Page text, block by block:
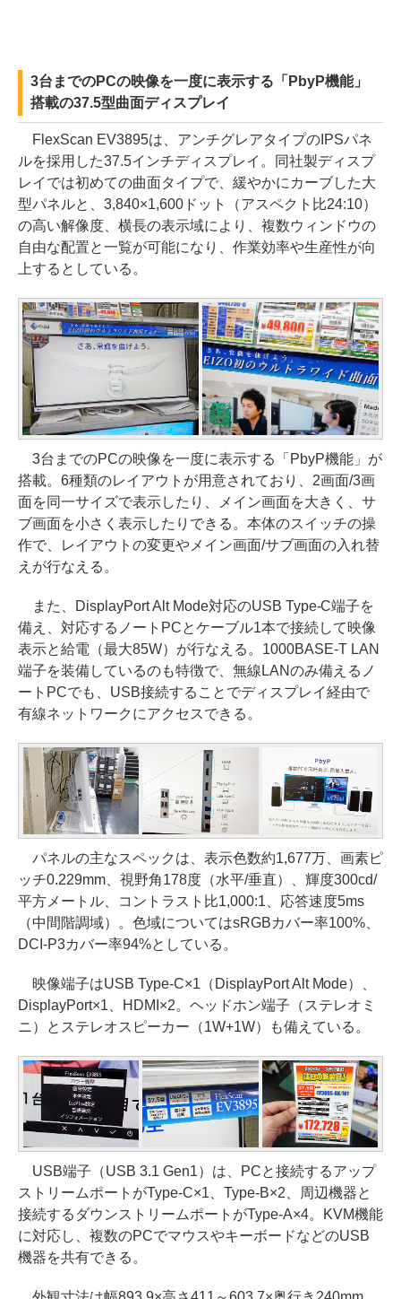
3台までのPCの映像を一度に表示する「PbyP機能」
搭載の37.5型曲面ディスプレイ
FlexScan EV3895は、アンチグレアタイプのIPSパネ
ルを採用した37.5インチディスプレイ。同社製ディスプ
レイでは初めての曲面タイプで、緩やかにカーブした大
型パネルと、3,840×1,600ドット（アスペクト比24:10）
の高い解像度、横長の表示域により、複数ウィンドウの
自由な配置と一覧が可能になり、作業効率や生産性が向
上するとしている。
3台までのPCの映像を一度に表示する「PbyP機能」が
搭載。6種類のレイアウトが用意されており、2画面/3画
面を同一サイズで表示したり、メイン画面を大きく、サ
ブ画面を小さく表示したりできる。本体のスイッチの操
作で、レイアウトの変更やメイン画面/サブ画面の入れ替
えが行なえる。
また、DisplayPort Alt Mode対応のUSB Type-C端子を
備え、対応するノートPCとケーブル1本で接続して映像
表示と給電（最大85W）が行なえる。1000BASE-T LAN
端子を装備しているのも特徴で、無線LANのみ備えるノ
ートPCでも、USB接続することでディスプレイ経由で
有線ネットワークにアクセスできる。
パネルの主なスペックは、表示色数約1,677万、画素ピ
ッチ0.229mm、視野角178度（水平/垂直）、輝度300cd/
平方メートル、コントラスト比1,000:1、応答速度5ms
（中間階調域）。色域についてはsRGBカバー率100%、
DCI-P3カバー率94%としている。
映像端子はUSB Type-C×1（DisplayPort Alt Mode）、
DisplayPort×1、HDMI×2。ヘッドホン端子（ステレオミ
ニ）とステレオスピーカー（1W+1W）も備えている。
USB端子（USB 3.1 Gen1）は、PCと接続するアップ
ストリームポートがType-C×1、Type-B×2、周辺機器と
接続するダウンストリームポートがType-A×4。KVM機能
に対応し、複数のPCでマウスやキーボードなどのUSB
機器を共有できる。